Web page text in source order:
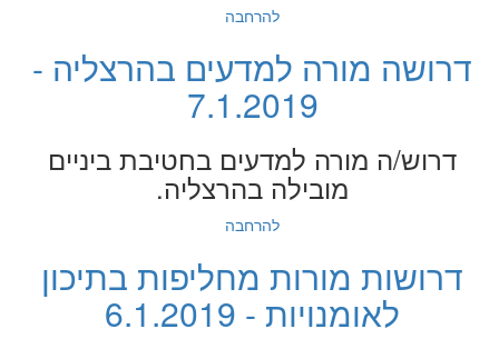
להרחבה
דרושה מורה למדעים בהרצליה -
7.1.2019
דרוש/ה מורה למדעים בחטיבת ביניים
מובילה בהרצליה.
להרחבה
דרושות מורות מחליפות בתיכון
לאומנויות - 6.1.2019